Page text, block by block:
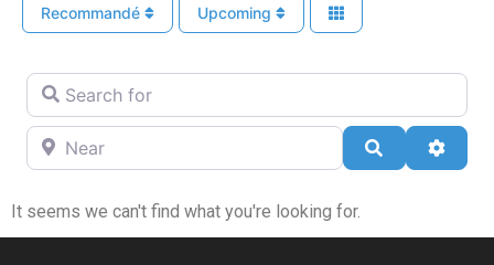
Recommandé Upcoming
Search for
Near
Search
It seems we can't find what you're looking for.